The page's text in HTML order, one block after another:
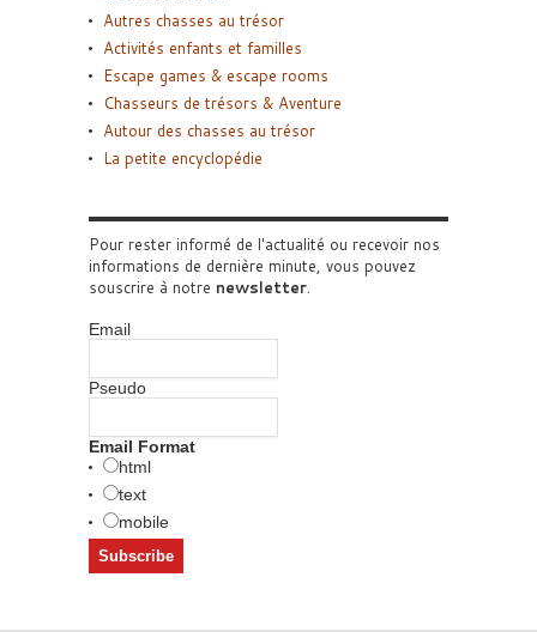
Autres chasses au trésor
Activités enfants et familles
Escape games & escape rooms
Chasseurs de trésors & Aventure
Autour des chasses au trésor
La petite encyclopédie
Pour rester informé de l'actualité ou recevoir nos
informations de dernière minute, vous pouvez
souscrire à notre newsletter.
Email
Pseudo
Email Format
html
text
mobile